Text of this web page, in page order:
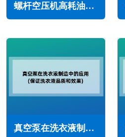
螺杆空压机高耗油是什么原因导致(空压机耗油高的主要原因)
真空泵在洗衣液制造中的应用(保证洗衣液品质和效果)